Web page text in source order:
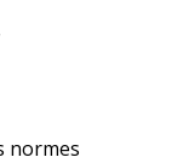
normes